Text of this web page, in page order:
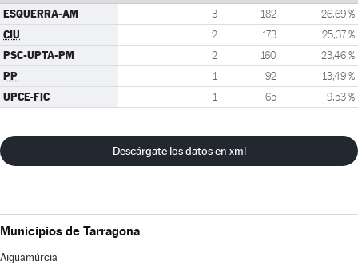
ESQUERRA-AM 3 182 26,69 %
CIU 2 173 25,37 %
PSC-UPTA-PM 2 160 23,46 %
PP 1 92 13,49 %
UPCE-FIC 1 65 9,53 %
Descárgate los datos en xml
Municipios de Tarragona
Aiguamúrcia